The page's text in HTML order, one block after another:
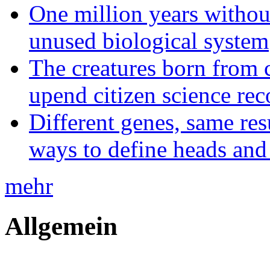
One million years
unused biological system
The creatures born from
upend citizen science
Different genes, same
ways to define heads
mehr
Allgemein